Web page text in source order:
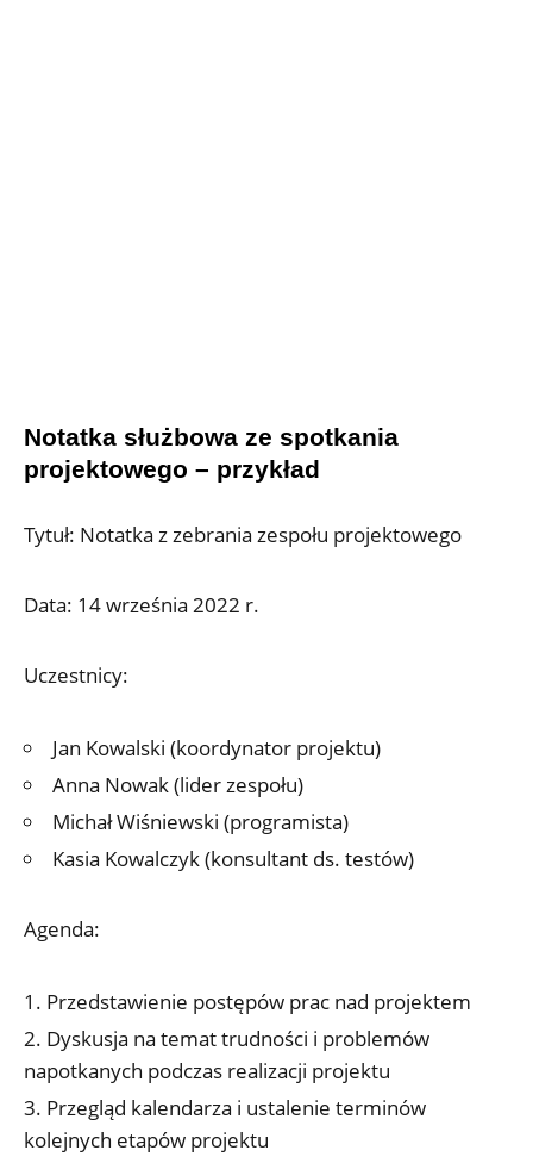
Notatka służbowa ze spotkania
projektowego – przykład
Tytuł: Notatka z zebrania zespołu projektowego
Data: 14 września 2022 r.
Uczestnicy:
Jan Kowalski (koordynator projektu)
Anna Nowak (lider zespołu)
Michał Wiśniewski (programista)
Kasia Kowalczyk (konsultant ds. testów)
Agenda:
Przedstawienie postępów prac nad projektem
Dyskusja na temat trudności i problemów
napotkanych podczas realizacji projektu
Przegląd kalendarza i ustalenie terminów
kolejnych etapów projektu